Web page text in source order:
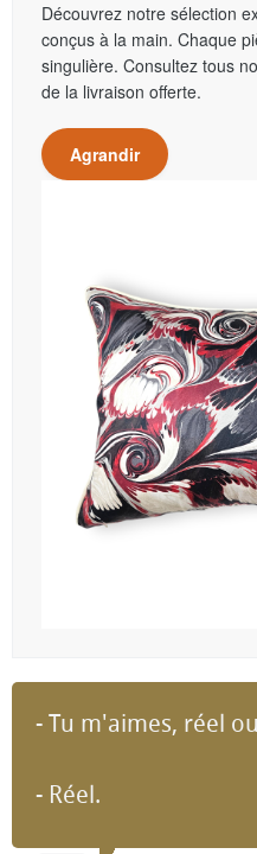
Découvrez notre sélection
conçus à la main. Chaque
singulière. Consultez tous
de la livraison offerte.
Agrandir
- Tu m'aimes, réel
- Réel.